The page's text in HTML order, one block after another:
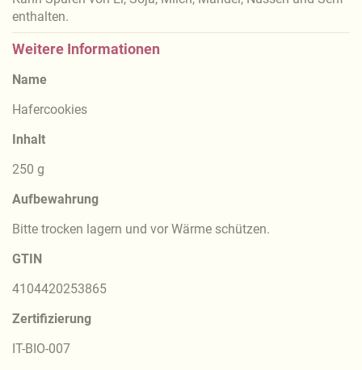
enthalten.
Weitere Informationen
Name
Hafercookies
Inhalt
250 g
Aufbewahrung
Bitte trocken lagern und vor Wärme schützen.
GTIN
4104420253865
Zertifizierung
IT-BIO-007